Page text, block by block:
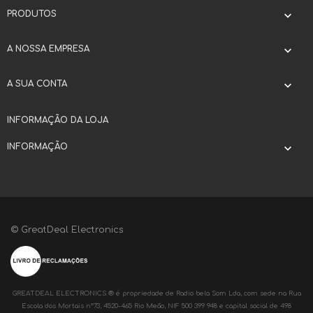
PRODUTOS 
A NOSSA EMPRESA 
A SUA CONTA 
INFORMAÇÃO DA LOJA
INFORMAÇÃO 
© GreatDeal Electronics
GREATDEAL ELECTRONICS ® é propriedade de Radio bela Som Lda, com sede na Rua
Escola dos Mortais nº73, 4520-465 Rio Meão, NIF 500 399 948 e capital social de 498